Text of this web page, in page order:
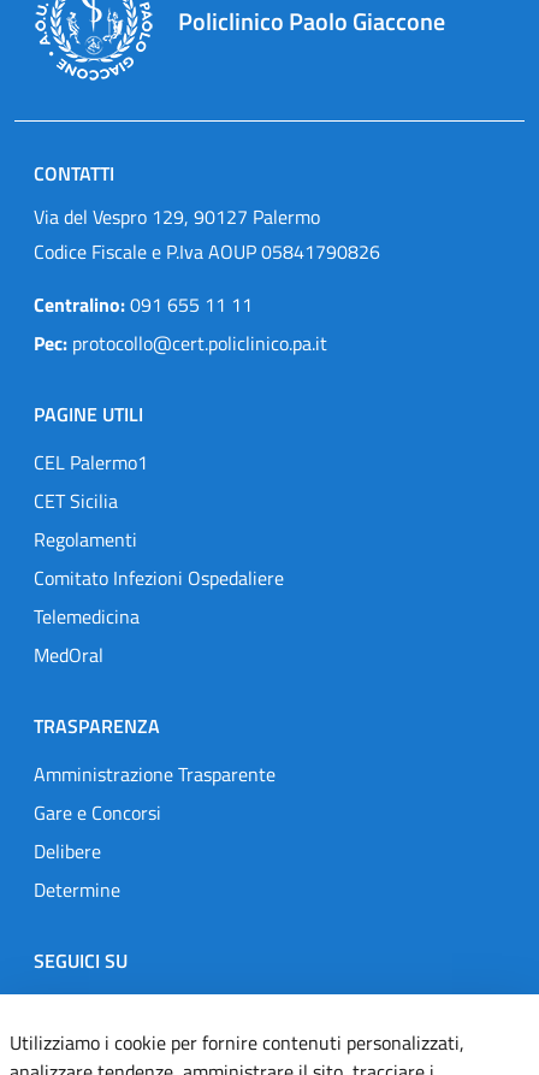
Policlinico Paolo Giaccone
CONTATTI
Via del Vespro 129, 90127 Palermo
Codice Fiscale e P.Iva AOUP 05841790826
Centralino:091 655 11 11
Pec: protocollo@cert.policlinico.pa.it
PAGINE UTILI
CEL Palermo1
CET Sicilia
Regolamenti
Comitato Infezioni Ospedaliere
Telemedicina
MedOral
TRASPARENZA
Amministrazione Trasparente
Gare e Concorsi
Delibere
Determine
SEGUICI SU
Designers Italia
TwitterInstagramYoutubeLinkedin
Utilizziamo i cookie per fornire contenuti personalizzati,